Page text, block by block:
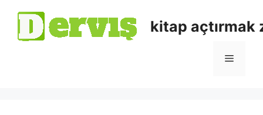
kitap açtırmak